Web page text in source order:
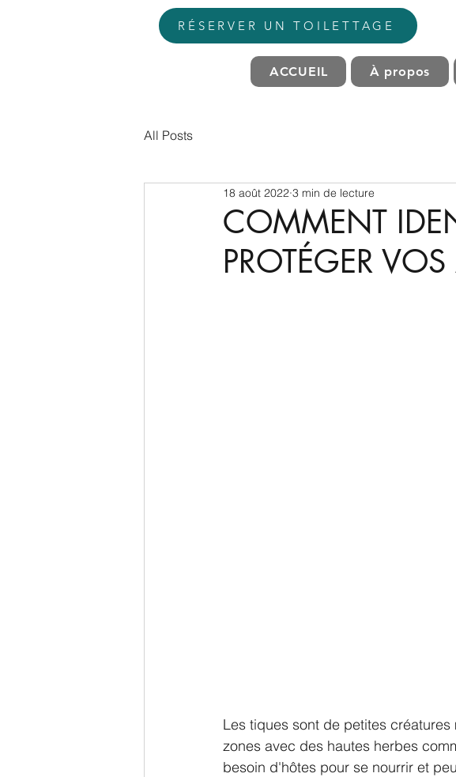
RÉSERVER UN TOILETTAGE
ACCUEIL À propos
All Posts
COMMENT
PROTÉGER
18 août 2022 3 min de lecture
Les tiques sont de petites
zones avec des hautes herbes
besoin d'hôtes pour se nourrir et